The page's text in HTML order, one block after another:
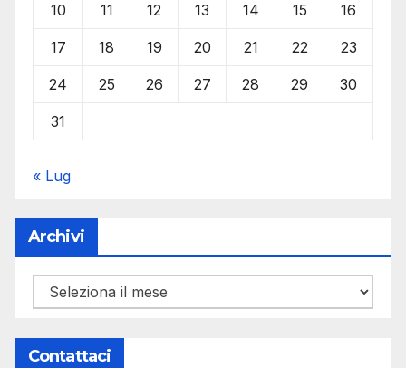
10 11 12 13 14 15 16
17 18 19 20 21 22 23
24 25 26 27 28 29 30
31
« Lug
Archivi
Archivi
Contattaci